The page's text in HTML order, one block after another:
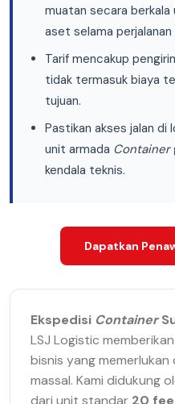
muatan secara berkala
aset selama perjalanan
Tarif mencakup
tidak termasuk biaya
tujuan.
Pastikan akses jalan di
unit armada Container
kendala teknis.
Dapatkan
Ekspedisi Container
LSJ Logistic
bisnis yang
massal. Kami didukung